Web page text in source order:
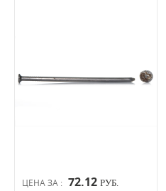
ЦЕНА ЗА : 72.12 РУБ.